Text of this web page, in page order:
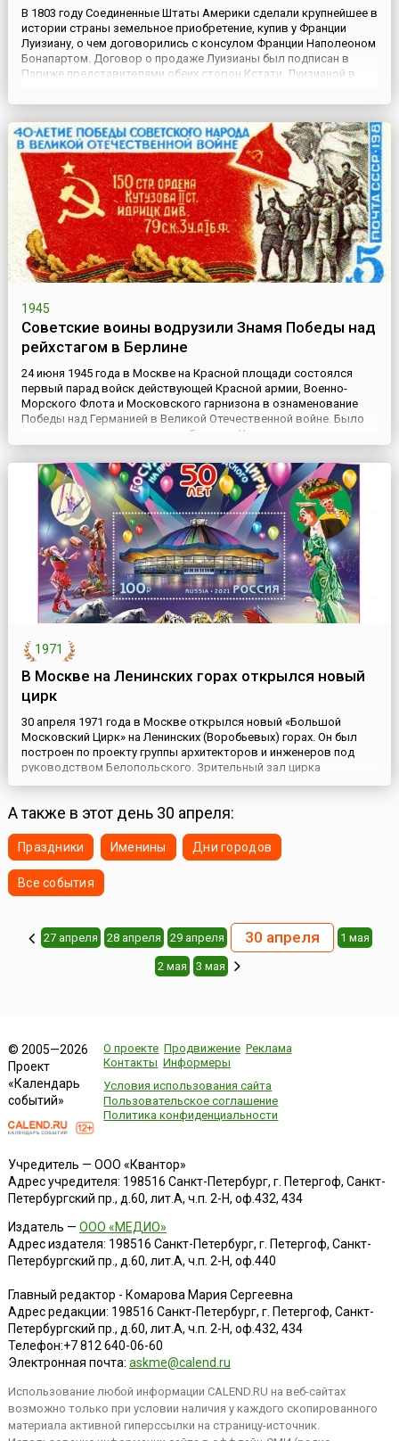
В 1803 году Соединенные Штаты Америки сделали крупнейшее в
истории страны земельное приобретение, купив у Франции
Луизиану, о чем договорились с консулом Франции Наполеоном
Бонапартом. Договор о продаже Луизианы был подписан в
Париже представителями обеих сторон.Кстати, Луизианой в
Мексиканского залива в Северной Америке, находящаяся под
к...
1945
Советские воины водрузили Знамя Победы над
рейхстагом в Берлине
24 июня 1945 года в Москве на Красной площади состоялся
первый парад войск действующей Красной армии, Военно-
Морского Флота и Московского гарнизона в ознаменование
Победы над Германией в Великой Отечественной войне. Было
принято решение привезти из Берлина Красное знамя, которое
было водружено над Рейхстагом 30 апреля 1945 года
разведчиками 150-й стрелковой дивизии Егоровым и Кантария.
Пробито...
1971
В Москве на Ленинских горах открылся новый
цирк
30 апреля 1971 года в Москве открылся новый «Большой
Московский Цирк» на Ленинских (Воробьевых) горах. Он был
построен по проекту группы архитекторов и инженеров под
руководством Белопольского. Зрительный зал цирка
представляет собой амфитеатр высотой 36 метров. Он состоит
18 метров располагаются пять сменных манежей. Большой
А также в этот день 30 апреля:
Праздники Именины Дни городов
Все события
27 апреля 28 апреля 29 апреля 30 апреля 1 мая
2 мая 3 мая
© 2005—2026
Проект
«Календарь
событий»
О проекте Продвижение Реклама
Контакты Информеры
Условия использования сайта
Пользовательское соглашение
Политика конфиденциальности
Учредитель — ООО «Квантор»
Адрес учредителя: 198516 Санкт-Петербург, г. Петергоф, Санкт-
Петербургский пр., д.60, лит.А, ч.п. 2-Н, оф.432, 434
Издатель — ООО «МЕДИО»
Адрес издателя: 198516 Санкт-Петербург, г. Петергоф, Санкт-
Петербургский пр., д.60, лит.А, ч.п. 2-Н, оф.440
Главный редактор - Комарова Мария Сергеевна
Адрес редакции: 198516 Санкт-Петербург, г. Петергоф, Санкт-
Петербургский пр., д.60, лит.А, ч.п. 2-Н, оф.432, 434
Телефон:+7 812 640-06-60
Электронная почта: askme@calend.ru
Использование любой информации CALEND.RU на веб-сайтах
возможно только при условии наличия у каждого скопированного
материала активной гиперссылки на страницу-источник.